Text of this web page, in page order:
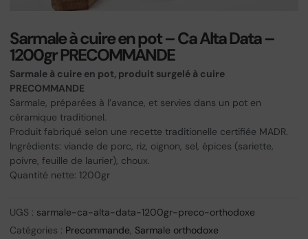
Sarmale à cuire en pot – Ca Alta Data –
1200gr PRECOMMANDE
Sarmale à cuire en pot, produit surgelé à cuire
PRECOMMANDE
Sarmale, préparées à l’avance, et servies dans un pot en
céramique traditionel.
Produit fabriqué selon une recette traditionelle certifiée MADR.
Ingrédients: viande de porc, riz, oignon, sel, épices (sariette,
poivre, feuille de laurier), choux.
Quantité nette: 1200gr
UGS : sarmale-ca-alta-data-1200gr-preco-orthodoxe
Catégories : Precommande, Sarmale orthodoxe